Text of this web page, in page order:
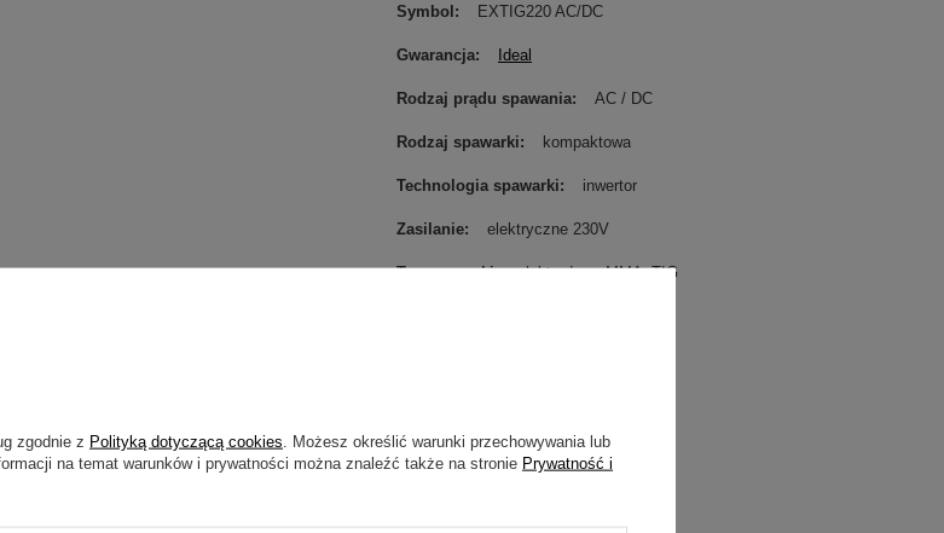
przeznaczonym do spawania
prądem stałym (DC). Niewielkie
jak i podczas prac terenowych.
Symbol EXTIG220 AC/DC
Gwarancja Ideal
Rodzaj prądu spawania AC / DC
Rodzaj spawarki kompaktowa
Technologia spawarki inwertor
Zasilanie elektryczne 230V
Typ spawarki elektrodowa MMA TIG
zgodnie z Polityką dotyczącą cookies . Możesz określić warunki przechowywania lub
na temat warunków i prywatności można znaleźć także na stronie Prywatność i